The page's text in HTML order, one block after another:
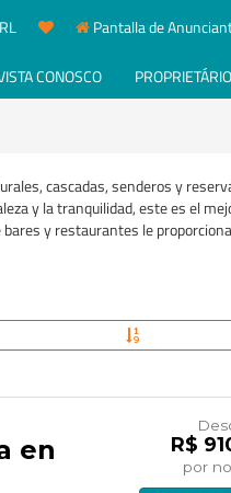
Pantalla de
CONOSCO PROPRIETÁRIO
cascadas, senderos y
y la tranquilidad, este es el
y restaurantes le
en
R$
por